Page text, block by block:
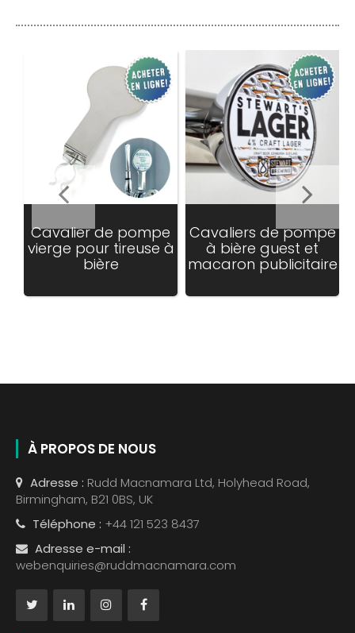
Cavalier de pompe
vierge pour tireuse à
bière
Cavaliers de pompe
à bière guest et
macaron publicitaire
À PROPOS DE NOUS
Adresse : Rudd Macnamara Ltd, Holyhead Road,
Birmingham, B21 0BS, UK
Téléphone : +44 121 523 8437
Adresse e-mail :
webenquiries@ruddmacnamara.com